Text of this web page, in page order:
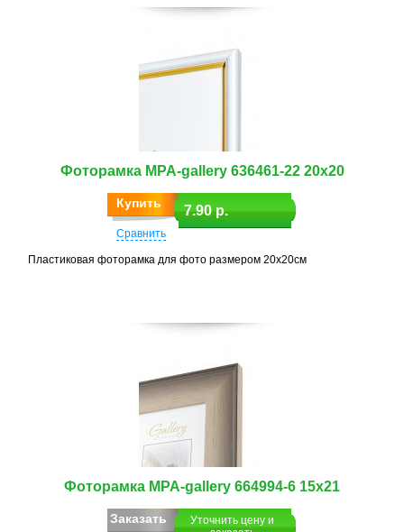
Фоторамка MPA-gallery 636461-22 20х20
Купить 7.90 р.
Сравнить
Пластиковая фоторамка для фото размером 20х20см
Фоторамка MPA-gallery 664994-6 15х21
Заказать
Уточнить цену и